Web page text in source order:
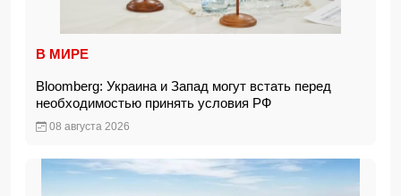
В МИРЕ
Bloomberg: Украина и Запад могут встать перед
необходимостью принять условия РФ
08 августа 2026